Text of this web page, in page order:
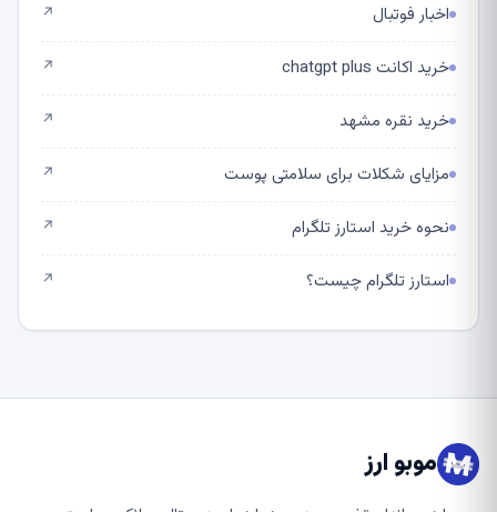
اخبار فوتبال ↗
خرید اکانت chatgpt plus ↗
خرید نقره مشهد ↗
مزایای شکلات برای سلامتی پوست ↗
نحوه خرید استارز تلگرام ↗
استارز تلگرام چیست؟ ↗
موبو ارز